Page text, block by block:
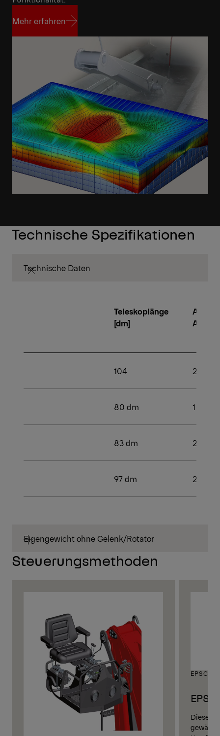
Mehr erfahren
Technische Spezifikationen
Technische Daten
Teleskoplänge
[dm]
Anzahl
104 2
80 dm 1
83 dm 2
97 dm 2
Eigengewicht ohne Gelenk/Rotator
Steuerungsmethoden
Diese